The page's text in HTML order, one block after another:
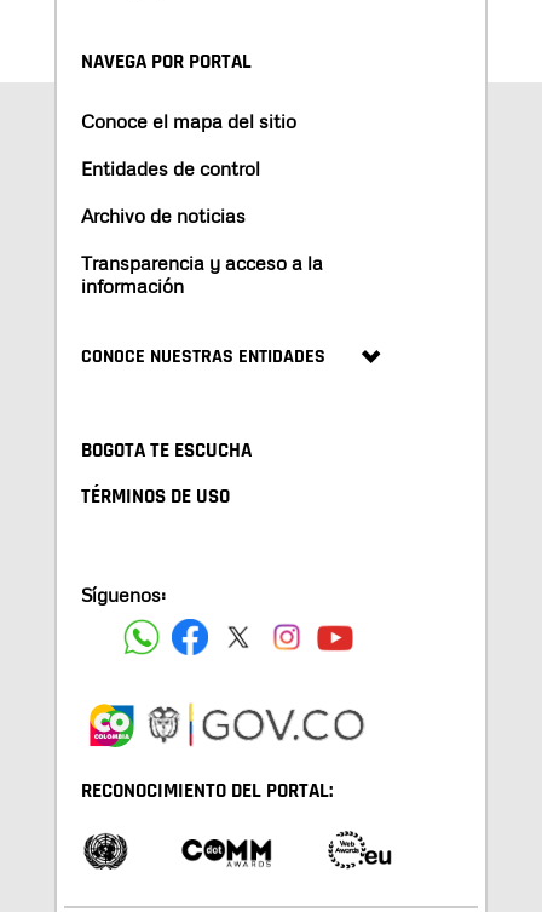
NAVEGA POR PORTAL
Conoce el mapa del sitio
Entidades de control
Archivo de noticias
Transparencia y acceso a la
información
CONOCE NUESTRAS ENTIDADES
BOGOTA TE ESCUCHA
TÉRMINOS DE USO
Síguenos:
RECONOCIMIENTO DEL PORTAL: